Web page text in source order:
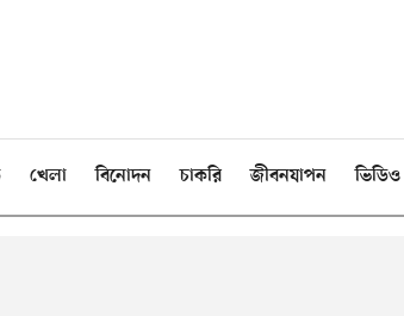
খেলা বিনোদন চাকরি জীবনযাপন ভিডিও